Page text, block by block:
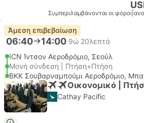
Συμπεριλαμβάνονται οι φόροι
Άμεση επιβεβαίωση
06:40 14:00 9ώ 20λεπτά
ICN Ίντσον Αεροδρόμιο, Σεούλ
Μονή σύνδεση | Πτήση+Πτήση
BKK Σουβαρναμπούμι Αεροδρόμιο,
Οικονομικό |
Cathay Pacific